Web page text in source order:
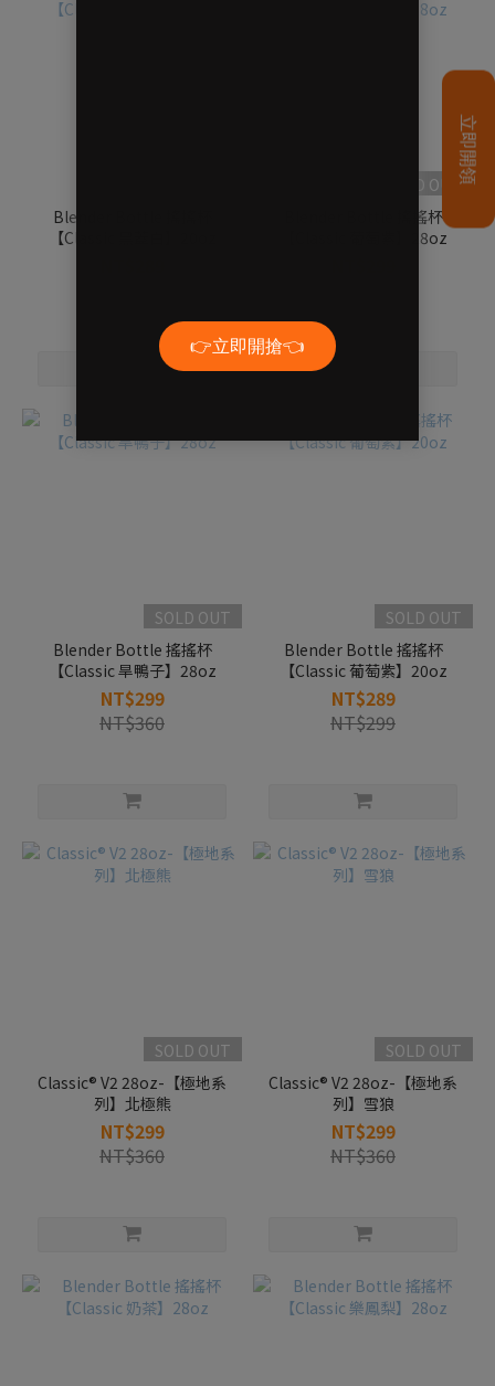
Blender Bottle 搖搖杯
【Classic 黑蓋白】20oz
SOLD OUT
Blender Bottle 搖搖杯
【Classic 葡萄紫】28oz
SOLD OUT
Blender Bottle 搖搖杯
【Classic 旱鴨子】28oz
NT$299
NT$360
SOLD OUT
Blender Bottle 搖搖杯
【Classic 葡萄紫】20oz
NT$289
NT$299
SOLD OUT
Classic® V2 28oz-【極地系
列】北極熊
NT$299
NT$360
SOLD OUT
Classic® V2 28oz-【極地系
列】雪狼
NT$299
NT$360